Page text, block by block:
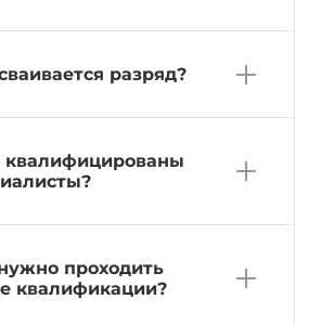
разряд?
квалифицированы
проходить
квалификации?